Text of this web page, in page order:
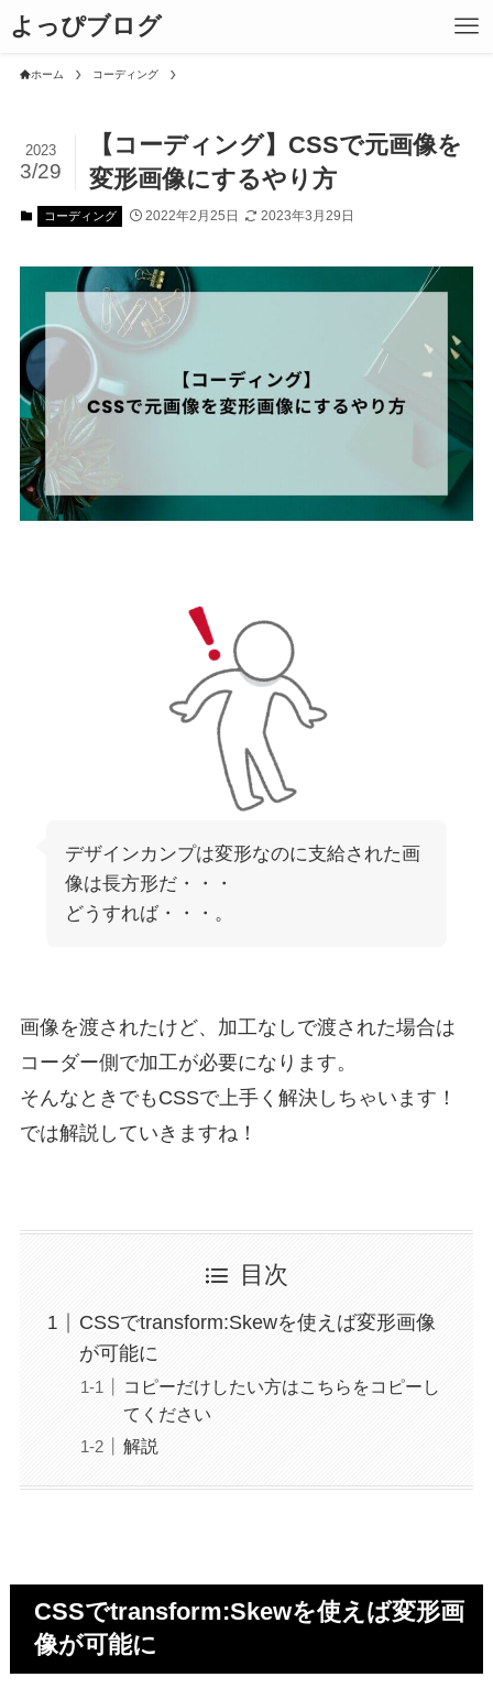
よっぴブログ
ホーム コーディング
【コーディング】CSSで元画像を
変形画像にするやり方
2023
3/29
コーディング 2022年2月25日 2023年3月29日
デザインカンプは変形なのに支給された画
像は長方形だ・・・
どうすれば・・・。
画像を渡されたけど、加工なしで渡された場合は
コーダー側で加工が必要になります。
そんなときでもCSSで上手く解決しちゃいます！
では解説していきますね！
目次
CSSでtransform:Skewを使えば変形画像
が可能に
コピーだけしたい方はこちらをコピーし
てください
解説
CSSでtransform:Skewを使えば変形画
像が可能に